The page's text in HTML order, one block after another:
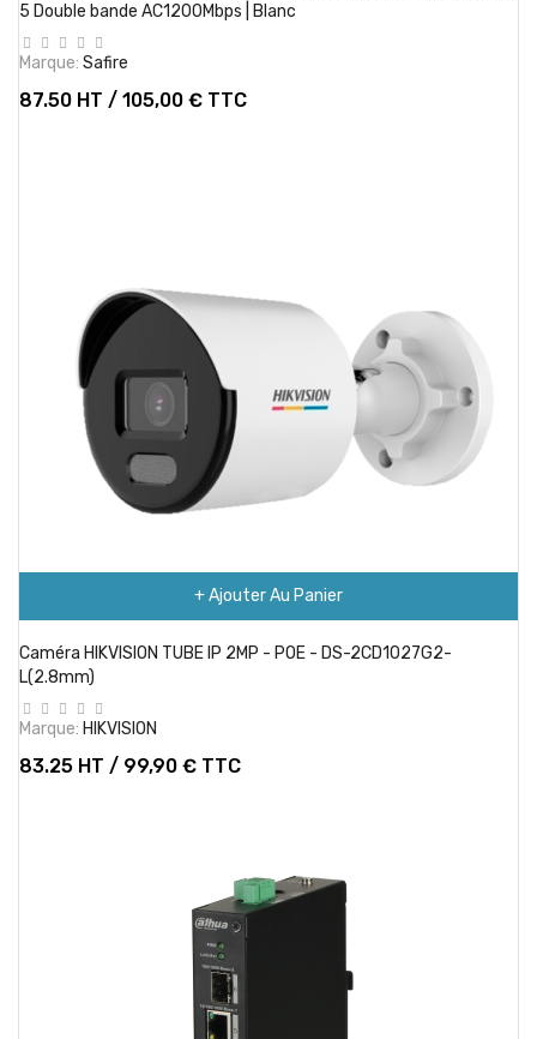
5 Double bande AC1200Mbps | Blanc
Marque: Safire
87.50 HT / 105,00 € TTC
+ Ajouter Au Panier
Caméra HIKVISION TUBE IP 2MP - POE - DS-2CD1027G2-
L(2.8mm)
Marque: HIKVISION
83.25 HT / 99,90 € TTC